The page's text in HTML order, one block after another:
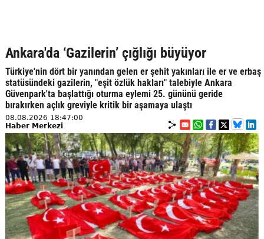
Ankara'da ‘Gazilerin’ çığlığı büyüyor
Türkiye'nin dört bir yanından gelen er şehit yakınları ile er ve erbaş
statüsündeki gazilerin, "eşit özlük hakları" talebiyle Ankara
Güvenpark'ta başlattığı oturma eylemi 25. gününü geride
bırakırken açlık greviyle kritik bir aşamaya ulaştı
08.08.2026 18:47:00
Haber Merkezi